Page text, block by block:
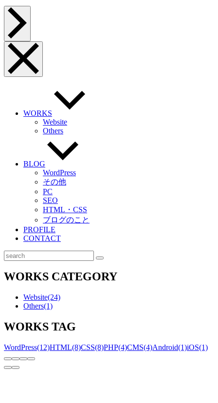
ッ
プ
へ
メ
ー
WORKS
Website
Others
BLOG
WordPress
その他
PC
SEO
HTML・CSS
ブログのこと
PROFILE
CONTACT
検
WORKS CATEGORY
Website(24)
Others(1)
WORKS TAG
WordPress(12)HTML(8)CSS(8)PHP(4)CMS(4)Android(1)iOS(1)